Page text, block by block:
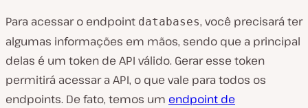
Para acessar o endpoint databases, você precisará ter
algumas informações em mãos, sendo que a principal
delas é um token de API válido. Gerar esse token
permitirá acessar a API, o que vale para todos os
endpoints. De fato, temos um endpoint de